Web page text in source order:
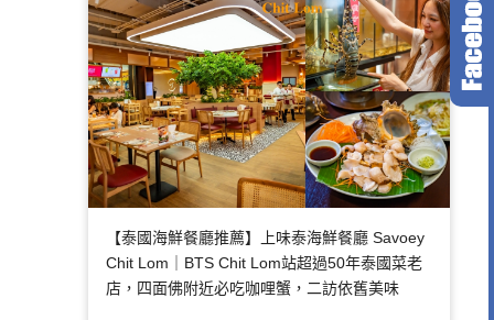
【泰國海鮮餐廳推薦】上味泰海鮮餐廳 Savoey
Chit Lom｜BTS Chit Lom站超過50年泰國菜老
店，四面佛附近必吃咖哩蟹，二訪依舊美味